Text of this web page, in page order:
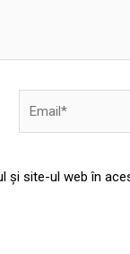
și site-ul web în